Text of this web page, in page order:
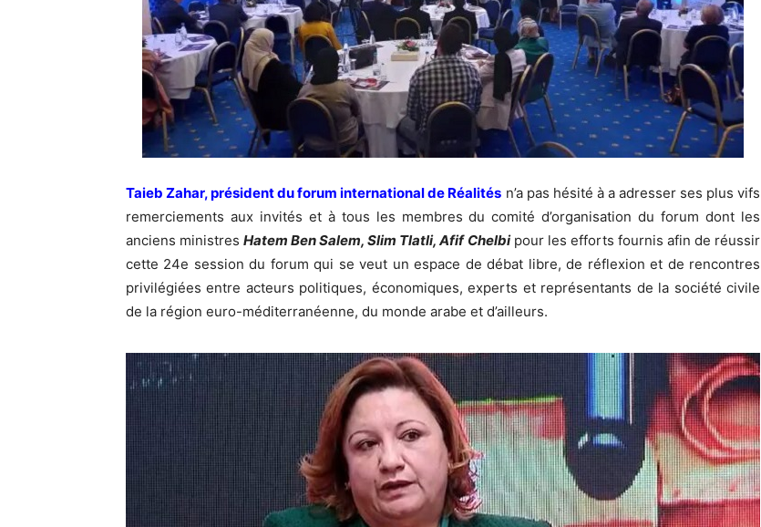
Taieb Zahar, président du forum international de Réalités n’a pas hésité à a adresser ses plus vifs
remerciements aux invités et à tous les membres du comité d’organisation du forum dont les
anciens ministresHatem Ben Salem, Slim Tlatli, Afif Chelbipour les efforts fournis afin de réussir
cette 24e session du forum qui se veut un espace de débat libre, de réflexion et de rencontres
privilégiées entre acteurs politiques, économiques, experts et représentants de la société civile
de la région euro-méditerranéenne, du monde arabe et d’ailleurs.